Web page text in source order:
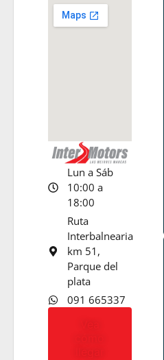
Lun a Sáb
10:00 a
18:00
Ruta
Interbalnearia
km 51,
Parque del
plata
091 665337